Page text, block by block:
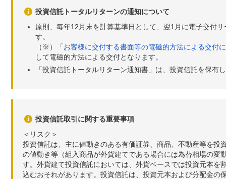
投資信託トータルリターンの通知について
原則、毎年12月末を計算基準日として、翌1月に電子交付
す。
（※）「お客様に交付する書面等の電磁的方法による交付
して電磁的方法による交付となります。
「投資信託トータルリターン通知書」は、投資信託を保有
投資信託取引に関する重要事項
＜リスク＞
投資信託は、主に値動きのある有価証券、商品、不動産等を
の値動き等（組入商品が外貨建てである場合には為替相場の
す。外貨建て投資信託においては、外貨ベースでは投資元本
込むおそれがあります。投資信託は、投資元本および分配金の